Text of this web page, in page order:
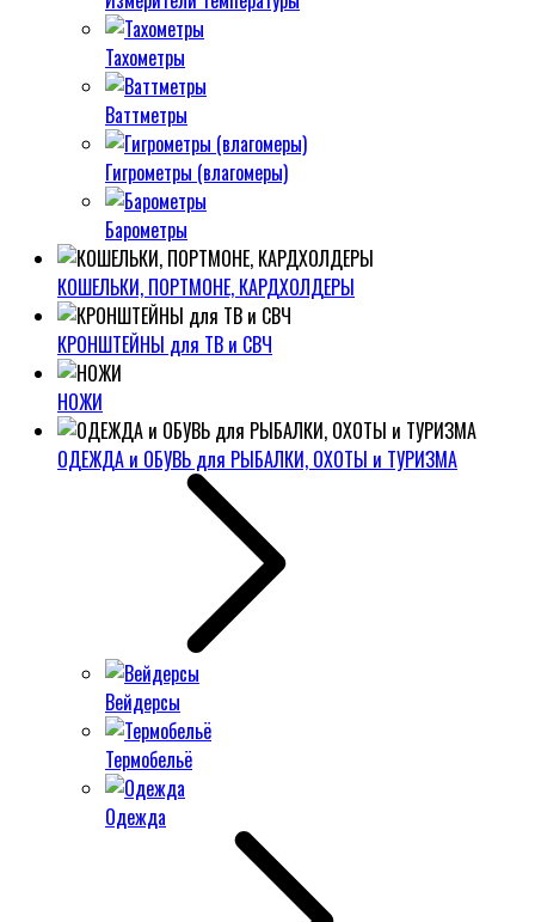
Тахометры
Ваттметры
Гигрометры (влагомеры)
Барометры
КОШЕЛЬКИ, ПОРТМОНЕ, КАРДХОЛДЕРЫ
КРОНШТЕЙНЫ для ТВ и СВЧ
НОЖИ
ОДЕЖДА и ОБУВЬ для РЫБАЛКИ, ОХОТЫ и ТУРИЗМА
Вейдерсы
Термобельё
Одежда